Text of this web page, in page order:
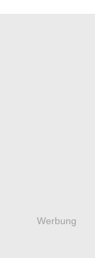
Werbung